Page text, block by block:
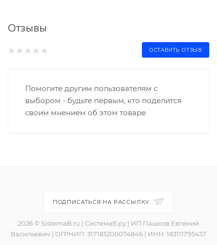
Отзывы
ОСТАВИТЬ ОТЗЫВ
Помогите другим пользователям с
выбором - будьте первым, кто поделится
своим мнением об этом товаре
ПОДПИСАТЬСЯ НА РАССЫЛКУ
2026 © SistemaB.ru | СистемаБ.ру | ИП Пашков Евгений
Васильевич | ОГРНИП: 317183200074846 | ИНН: 183111795457